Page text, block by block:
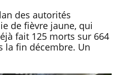
des autorités
de fièvre jaune, qui
fait 125 morts sur 664
la fin décembre. Un